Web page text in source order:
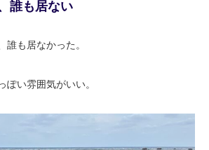
誰も居ない
誰も居なかった。
ぽい雰囲気がいい。